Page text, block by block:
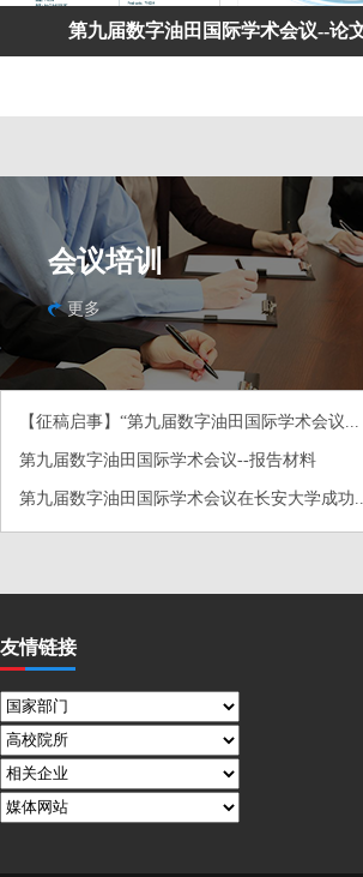
第九届数字油田国际学术会议--论
会议培训
更多
【征稿启事】“第九届数字油田国际学术会议...
第九届数字油田国际学术会议--报告材料
第九届数字油田国际学术会议在长安大学成功
友情链接